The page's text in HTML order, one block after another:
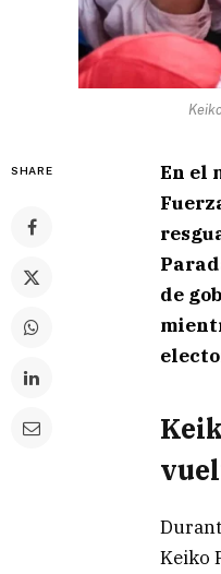
SHARE
En el
de
Keiko